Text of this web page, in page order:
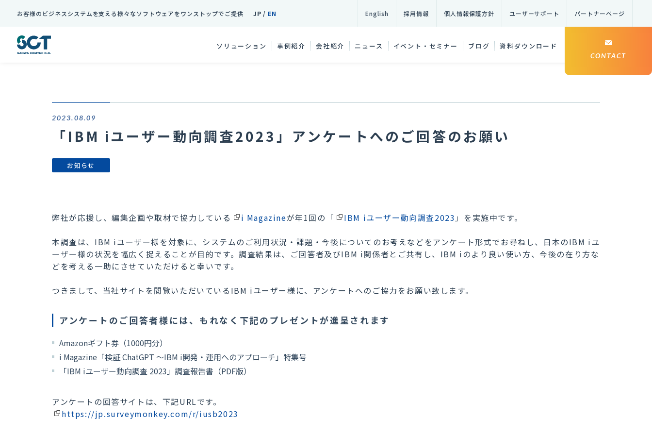
お客様のビジネスシステムを支える様々なソフトウェアをワンストップでご提供 JP / EN English 採用情報 個人情報保護方針 ユーザーサポート パートナーページ
CONTACT
ソリューション 事例紹介 会社紹介 ニュース イベント・セミナー ブログ 資料ダウンロード
2023.08.09
「IBM iユーザー動向調査2023」アンケートへのご回答のお願い
お知らせ
弊社が応援し、編集企画や取材で協力している i Magazineが年1回の「 IBM iユーザー動向調査2023 」を実施中です。
本調査は、IBM iユーザー様を対象に、システムのご利用状況・課題・今後についてのお考えなどをアンケート形式でお尋ねし、日本のIBM iユ
ーザー様の状況を幅広く捉えることが目的です。調査結果は、ご回答者及びIBM i関係者とご共有し、IBM iのより良い使い方、今後の在り方な
どを考える一助にさせていただけると幸いです。
つきまして、当社サイトを閲覧いただいているIBM iユーザー様に、アンケートへのご協力をお願い致します。
アンケートのご回答者様には、もれなく下記のプレゼントが進呈されます
Amazonギフト券（1000円分）
i Magazine「検証 ChatGPT ～IBM i開発・運用へのアプローチ」特集号
「IBM iユーザー動向調査 2023」調査報告書（PDF版）
アンケートの回答サイトは、下記URLです。
https://jp.surveymonkey.com/r/iusb2023